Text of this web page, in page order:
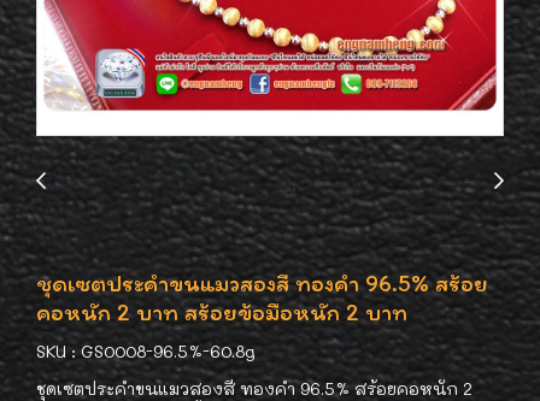
ชุดเซตประคำขนแมวสองสี ทองคำ 96.5% สร้อย
คอหนัก 2 บาท สร้อยข้อมือหนัก 2 บาท
SKU : GS0008-96.5%-60.8g
ชุดเซตประคำขนแมวสองสี ทองคำ 96.5% สร้อยคอหนัก 2